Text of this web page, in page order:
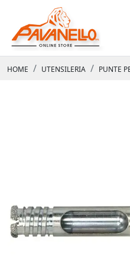
HOME UTENSILERIA PUNTE